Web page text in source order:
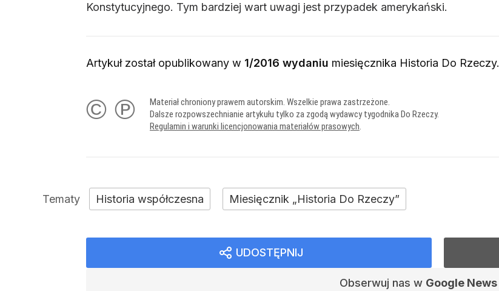
Konstytucyjnego. Tym bardziej wart uwagi jest przypadek amerykański.
Artykuł został opublikowany w 1/2016 wydaniu miesięcznika Historia Do Rzeczy.
© ℗
Materiał chroniony prawem autorskim. Wszelkie prawa zastrzeżone.
Dalsze rozpowszechnianie artykułu tylko za zgodą wydawcy tygodnika Do Rzeczy.
Regulamin i warunki licencjonowania materiałów prasowych.
Historia współczesna Miesięcznik „Historia Do Rzeczy”
UDOSTĘPNIJ
Obserwuj nas w Google News